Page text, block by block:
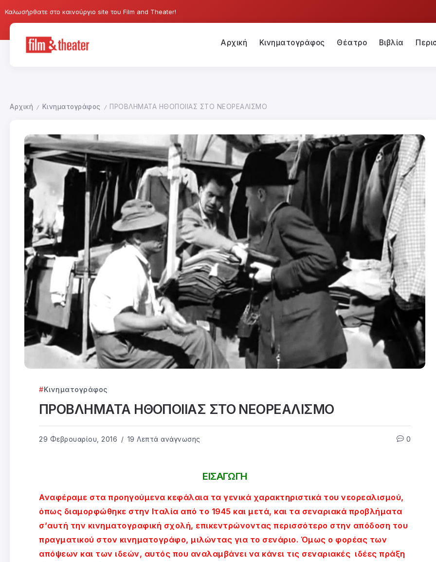
Καλωσήρθατε στο καινούργιο site του Film and Theater!
Αρχική Κινηματογράφος Θέατρο Βιβλία
Αρχική / Κινηματογράφος / ΠΡΟΒΛΗΜΑΤΑ ΗΘΟΠΟΙΙΑΣ ΣΤΟ ΝΕΟΡΕΑΛΙΣΜΟ
Κινηματογράφος
ΠΡΟΒΛΗΜΑΤΑ ΗΘΟΠΟΙΙΑΣ ΣΤΟ ΝΕΟΡΕΑΛΙΣΜΟ
29 Φεβρουαρίου, 2016 19 Λεπτά ανάγνωσης 0
ΕΙΣΑΓΩΓΗ
Αναφέραμε στα προηγούμενα κεφάλαια τα γενικά χαρακτηριστικά του νεορεαλισμού,
όπως διαμορφώθηκε στην Ιταλία από το 1945 και μετά, και τα σεναριακά προβλήματα
σ’αυτή την κινηματογραφική σχολή, επικεντρώνοντας περισσότερο στην απόδοση του
πραγματικού στον κινηματογράφο, μιλώντας για το σενάριο. Όμως ο φορέας των
απόψεων και των ιδεών, αυτός που αναλαμβάνει να κάνει τις σεναριακές ιδέες πράξη